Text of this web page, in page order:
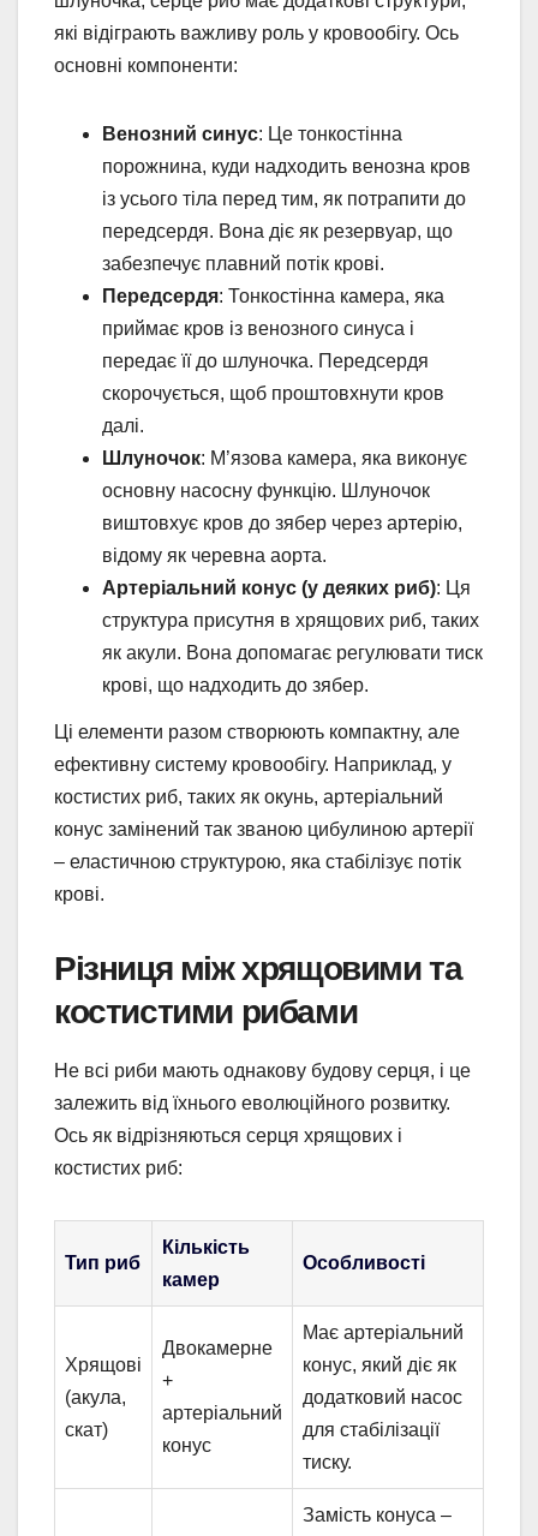
які відіграють важливу роль у кровообігу. Ось
основні компоненти:
Венозний синус: Це тонкостінна
порожнина, куди надходить венозна кров
із усього тіла перед тим, як потрапити до
передсердя. Вона діє як резервуар, що
забезпечує плавний потік крові.
Передсердя: Тонкостінна камера, яка
приймає кров із венозного синуса і
передає її до шлуночка. Передсердя
скорочується, щоб проштовхнути кров
далі.
Шлуночок: М’язова камера, яка виконує
основну насосну функцію. Шлуночок
виштовхує кров до зябер через артерію,
відому як черевна аорта.
Артеріальний конус (у деяких риб): Ця
структура присутня в хрящових риб, таких
як акули. Вона допомагає регулювати тиск
крові, що надходить до зябер.
Ці елементи разом створюють компактну, але
ефективну систему кровообігу. Наприклад, у
костистих риб, таких як окунь, артеріальний
конус замінений так званою цибулиною артерії
– еластичною структурою, яка стабілізує потік
крові.
Різниця між хрящовими та
костистими рибами
Не всі риби мають однакову будову серця, і це
залежить від їхнього еволюційного розвитку.
Ось як відрізняються серця хрящових і
костистих риб:
Тип риб
Кількість
камер
Особливості
Хрящові
(акула,
скат)
Двокамерне
+
артеріальний
конус
Має артеріальний
конус, який діє як
додатковий насос
для стабілізації
тиску.
Замість конуса –